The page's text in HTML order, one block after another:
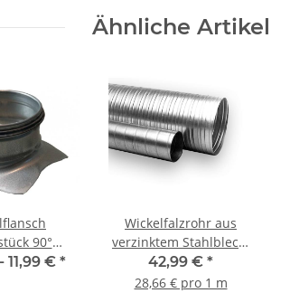
Ähnliche Artikel
90°
aus
11,99 € *
Wickelfalzrohr aus
verzinktem Stahlblech,
Ø 400 - 710 mm, 1,5 m
42,99 € *
28,66 € pro 1 m